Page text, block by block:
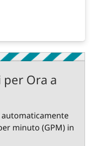
Ora a
minuto (GPM) in